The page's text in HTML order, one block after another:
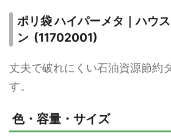
ポリ袋 ハイパーメタ｜ハウ
ン (11702001)
丈夫で破れにくい石油資源節約
す。
色・容量・サイズ